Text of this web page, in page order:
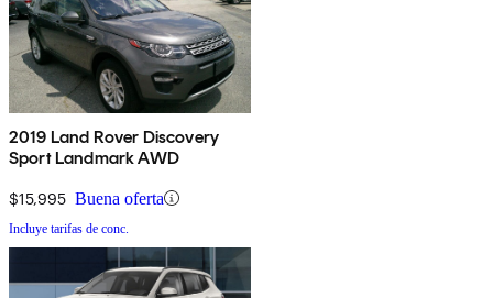
2019 Land Rover Discovery
Sport Landmark AWD
$15,995 Buena oferta
Incluye tarifas de conc.